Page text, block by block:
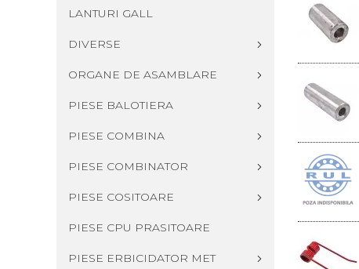
LANTURI GALL
DIVERSE
ORGANE DE ASAMBLARE
PIESE BALOTIERA
PIESE COMBINA
PIESE COMBINATOR
PIESE COSITOARE
PIESE CPU PRASITOARE
PIESE ERBICIDATOR MET